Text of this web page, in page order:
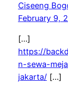
Ciseeng
February 9,
[…]
https://
n-sewa-
jakarta/[…]